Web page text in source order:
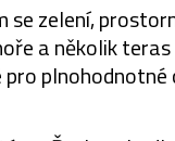
zelení,
a několik
plnohodnotné